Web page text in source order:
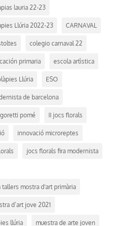
lauria 22-23
Llúria 2022-23 CARNAVAL
colegio carnaval 22
primaria escola artìstica
Llúria ESO
de barcelona
goretti pomé II jocs florals
innovació microreptes
jocs florals fira modernista
mostra d'art primària
d’art jove 2021
llúria muestra de arte joven